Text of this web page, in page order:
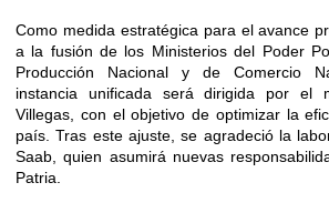
Como medida estratégica para el avance
a la fusión de los Ministerios del Poder
Producción Nacional y de Comercio
instancia unificada será dirigida por el
Villegas, con el objetivo de optimizar la
país. Tras este ajuste, se agradeció la
Saab, quien asumirá nuevas
Patria.